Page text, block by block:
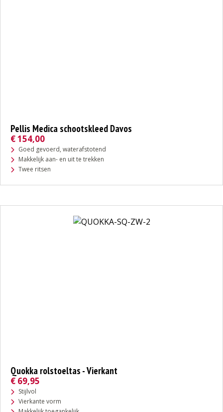
Pellis Medica schootskleed Davos
€154,00
Goed gevoerd, waterafstotend
Makkelijk aan- en uit te trekken
Twee ritsen
Quokka rolstoeltas - Vierkant
€ 69,95
Stijlvol
Vierkante vorm